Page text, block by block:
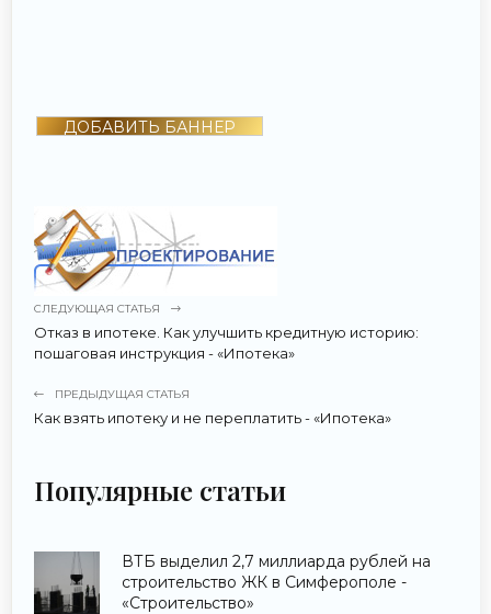
ДОБАВИТЬ БАННЕР
СЛЕДУЮЩАЯ СТАТЬЯ
Отказ в ипотеке. Как улучшить кредитную историю:
пошаговая инструкция - «Ипотека»
ПРЕДЫДУЩАЯ СТАТЬЯ
Как взять ипотеку и не переплатить - «Ипотека»
Популярные статьи
ВТБ выделил 2,7 миллиарда рублей на
строительство ЖК в Симферополе -
«Строительство»